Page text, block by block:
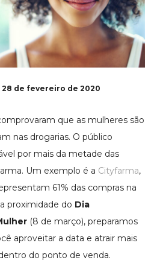
28 de fevereiro de 2020
que as mulheres são
nas drogarias. O público
por mais da metade das
Um exemplo é a Cityfarma,
61% das compras na
proximidade do Dia
(8 de março), preparamos
aproveitar a data e atrair mais
do ponto de venda.